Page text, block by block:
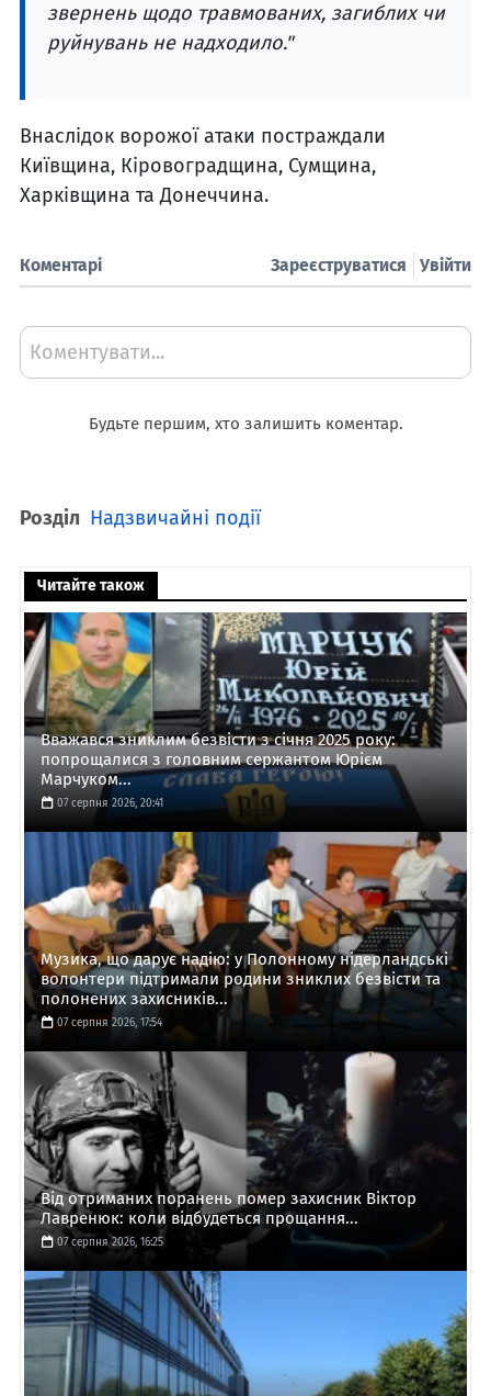
звернень щодо травмованих, загиблих чи
руйнувань не надходило."
Внаслідок ворожої атаки постраждали
Київщина, Кіровоградщина, Сумщина,
Харківщина та Донеччина.
Коментарі Увійти
Зареєструватися
Коментувати...
Будьте першим, хто залишить коментар.
Розділ Надзвичайні події
Читайте також
Вважався зниклим безвісти з січня 2025 року:
попрощалися з головним сержантом Юрієм
Марчуком...
07 серпня 2026, 20:41
Музика, що дарує надію: у Полонному нідерландські
волонтери підтримали родини зниклих безвісти та
полонених захисників...
07 серпня 2026, 17:54
Від отриманих поранень помер захисник Віктор
Лавренюк: коли відбудеться прощання...
07 серпня 2026, 16:25